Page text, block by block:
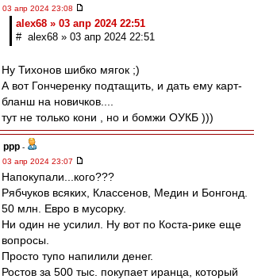
03 апр 2024 23:08
alex68 » 03 апр 2024 22:51
# alex68 » 03 апр 2024 22:51
Ну Тихонов шибко мягок ;)
А вот Гончеренку подтащить, и дать ему карт-
бланш на новичков....
тут не только кони , но и бомжи ОУКБ )))
ppp -
03 апр 2024 23:07
Напокупали...кого???
Рябчуков всяких, Классенов, Медин и Бонгонд.
50 млн. Евро в мусорку.
Ни один не усилил. Ну вот по Коста-рике еще
вопросы.
Просто тупо напилили денег.
Ростов за 500 тыс. покупает иранца, который